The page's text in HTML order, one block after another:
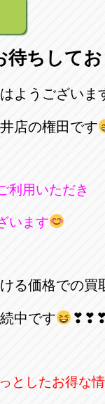
052-400-
トラック
059-331-
東114
3丁目1番3
待ちして
ようございま
店の権田です
利用いただき
います
る価格での買
中です
としたお得な